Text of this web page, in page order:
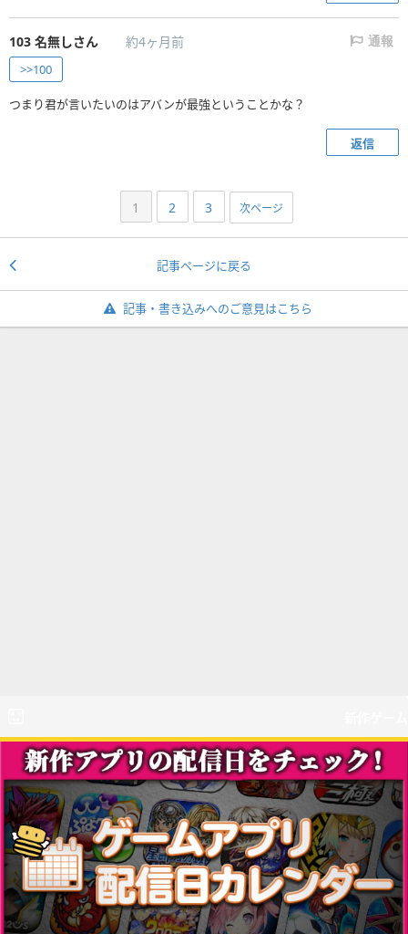
103 名無しさん 約4ヶ月前 通報
>>100
つまり君が言いたいのはアバンが最強ということかな？
返信
1 2 3 次ページ
記事ページに戻る
記事・書き込みへのご意見はこちら